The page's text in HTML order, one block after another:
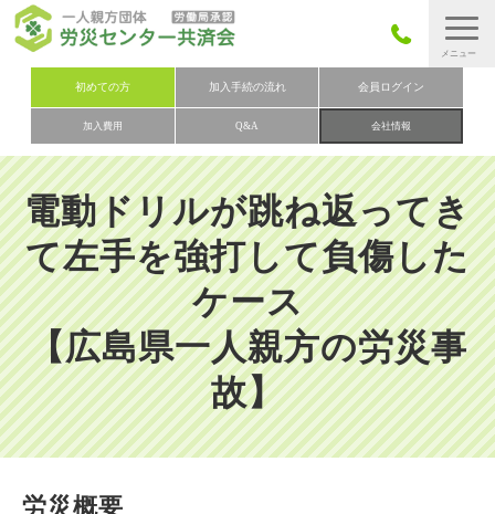
初めての方 加入手続の流れ 会員ログイン
加入費用 Q&A 会社情報
労災保険とは
労災保険の取りまとめ
労災保険加入手続きの流れ
加入費用
加入申込み
会社概要
お問い合わせ
会員メニュー
電動ドリルが跳ね返ってき
て左手を強打して負傷した
ケース
【広島県一人親方の労災事
故】
労災概要